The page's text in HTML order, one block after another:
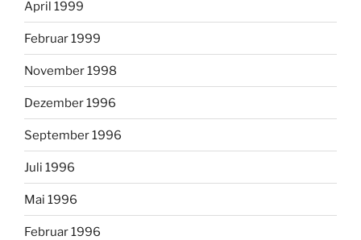
April 1999
Februar 1999
November 1998
Dezember 1996
September 1996
Juli 1996
Mai 1996
Februar 1996